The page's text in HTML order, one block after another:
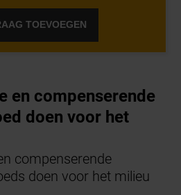
en compenserende
doen voor het
compenserende
doen voor het milieu